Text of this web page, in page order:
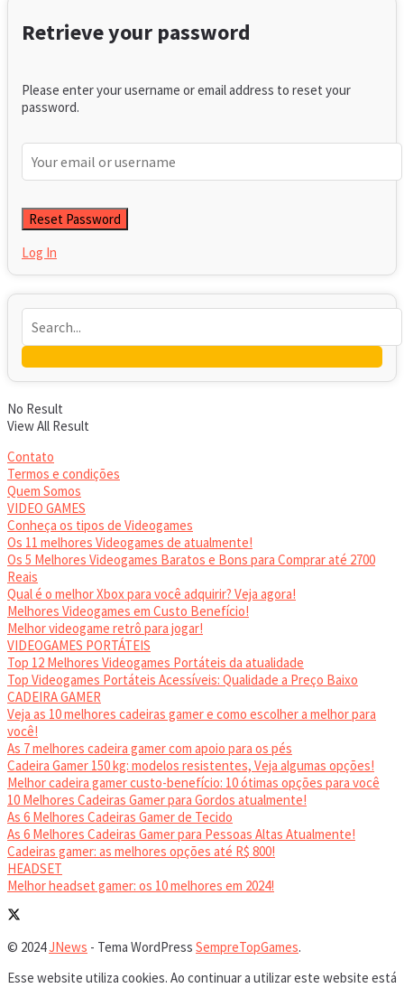
Retrieve your password
Please enter your username or email address to reset your
password.
Log In
No Result
View All Result
Contato
Termos e condições
Quem Somos
VIDEO GAMES
Conheça os tipos de Videogames
Os 11 melhores Videogames de atualmente!
Os 5 Melhores Videogames Baratos e Bons para Comprar até 2700
Reais
Qual é o melhor Xbox para você adquirir? Veja agora!
Melhores Videogames em Custo Benefício!
Melhor videogame retrô para jogar!
VIDEOGAMES PORTÁTEIS
Top 12 Melhores Videogames Portáteis da atualidade
Top Videogames Portáteis Acessíveis: Qualidade a Preço Baixo
CADEIRA GAMER
Veja as 10 melhores cadeiras gamer e como escolher a melhor para
você!
As 7 melhores cadeira gamer com apoio para os pés
Cadeira Gamer 150 kg: modelos resistentes, Veja algumas opções!
Melhor cadeira gamer custo-benefício: 10 ótimas opções para você
10 Melhores Cadeiras Gamer para Gordos atualmente!
As 6 Melhores Cadeiras Gamer de Tecido
As 6 Melhores Cadeiras Gamer para Pessoas Altas Atualmente!
Cadeiras gamer: as melhores opções até R$ 800!
HEADSET
Melhor headset gamer: os 10 melhores em 2024!
© 2024JNews - Tema WordPress SempreTopGames.
Esse website utiliza cookies. Ao continuar a utilizar este website está